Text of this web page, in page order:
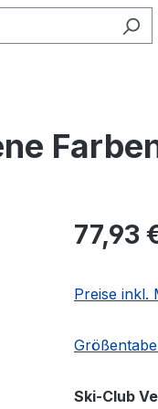
Regulärer
77,93
Preise inkl.
Ski-Club